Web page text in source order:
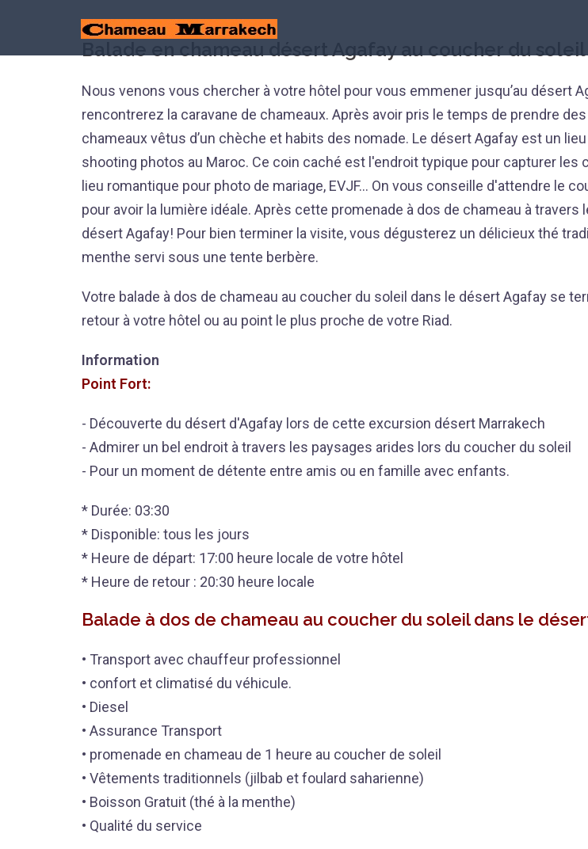
contenu
Balade en chameau désert Agafay au coucher du soleil
Nous venons vous chercher à votre hôtel pour vous emmener jusqu’au désert
rencontrerez la caravane de chameaux. Après avoir pris le temps de prendre
chameaux vêtus d’un chèche et habits des nomade. Le désert Agafay est un
shooting photos au Maroc. Ce coin caché est l'endroit typique pour capturer les
lieu romantique pour photo de mariage, EVJF... On vous conseille d'attendre le
pour avoir la lumière idéale. Après cette promenade à dos de chameau à travers
désert Agafay! Pour bien terminer la visite, vous dégusterez un délicieux thé
menthe servi sous une tente berbère.
Votre balade à dos de chameau au coucher du soleil dans le désert Agafay se
retour à votre hôtel ou au point le plus proche de votre Riad.
Information
Point Fort:
- Découverte du désert d'Agafay lors de cette excursion désert Marrakech
- Admirer un bel endroit à travers les paysages arides lors du coucher du soleil
- Pour un moment de détente entre amis ou en famille avec enfants.
* Durée: 03:30
* Disponible: tous les jours
* Heure de départ: 17:00 heure locale de votre hôtel
* Heure de retour : 20:30 heure locale
Balade à dos de chameau au coucher du soleil dans le
• Transport avec chauffeur professionnel
• confort et climatisé du véhicule.
• Diesel
• Assurance Transport
• promenade en chameau de 1 heure au coucher de soleil
• Vêtements traditionnels (jilbab et foulard saharienne)
• Boisson Gratuit (thé à la menthe)
• Qualité du service